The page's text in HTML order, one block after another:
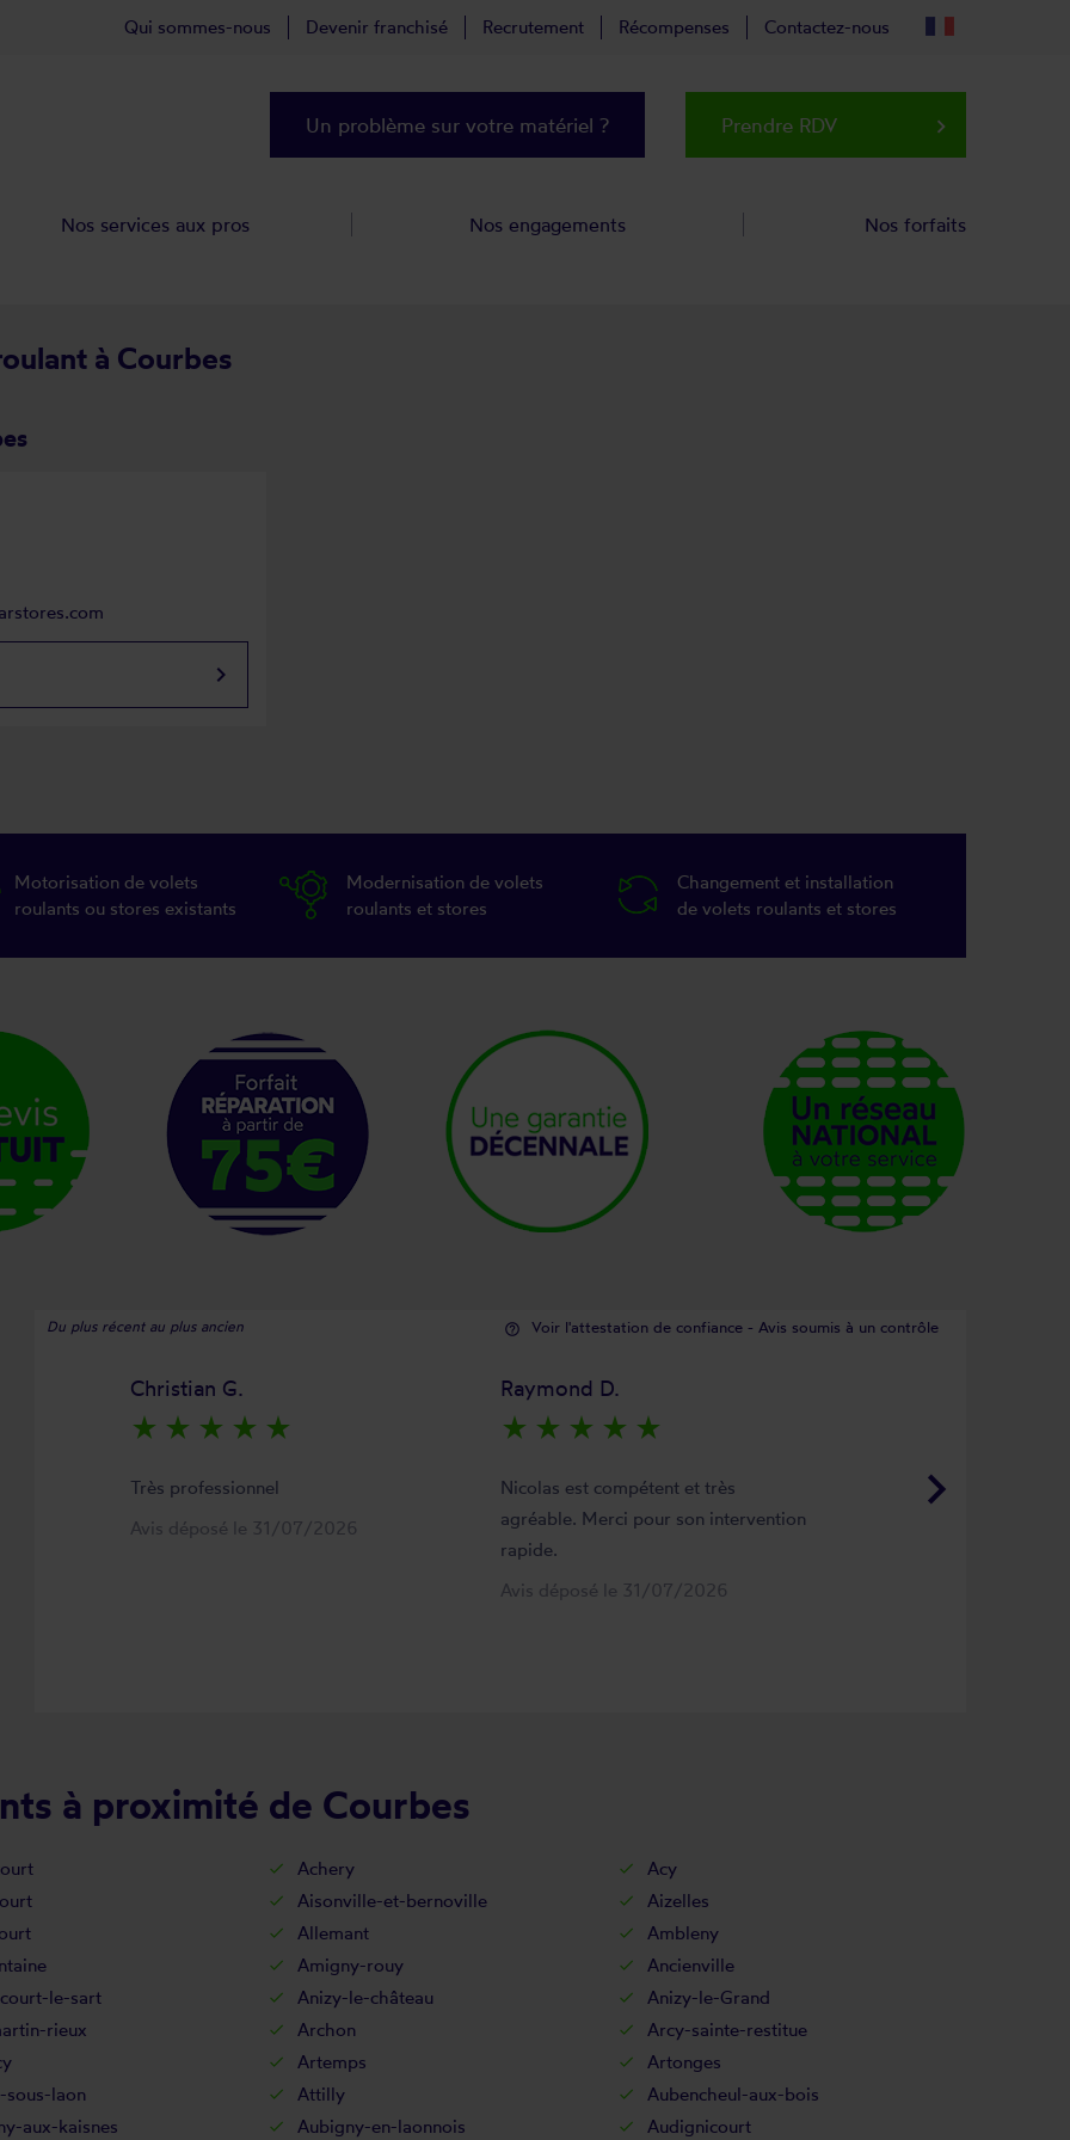
à Courbes
keyboard_arrow_right
Motorisation de volets
roulants ou stores existants
Modernisation de volets
roulants et stores
Changement et installation
de volets roulants et stores
Du plus récent au plus ancien help_outline Voir l'attestation de confiance - Avis soumis à un contrôle
keyboard_arrow_right
Christian G.
star_rate star_rate star_rate star_rate star_rate
Très professionnel
Avis déposé le 31/07/2026
Raymond D.
star_rate star_rate star_rate star_rate star_rate
Nicolas est compétent et très
agréable. Merci pour son intervention
rapide.
Avis déposé le 31/07/2026
à proximité de Courbes
Achery
Acy
Aisonville-et-bernoville
Aizelles
Allemant
Ambleny
Amigny-rouy
Ancienville
le-sart Anizy-le-château
Anizy-le-Grand
rieux Archon
Arcy-sainte-restitue
Artemps
Artonges
sous-laon Attilly
Aubencheul-aux-bois
aux-kaisnes Aubigny-en-laonnois
Audignicourt
Qui sommes-nous Devenir franchisé Recrutement Récompenses Contactez-nous
Un problème sur votre matériel ? Prendre RDV keyboard_arrow_right
Nos services aux pros Nos engagements Nos forfaits